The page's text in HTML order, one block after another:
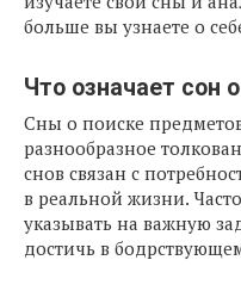
больше вы узнаете о
Что означает сон
Сны о поиске
разнообразное
снов связан с
в реальной жизни.
указывать на важную
достичь в